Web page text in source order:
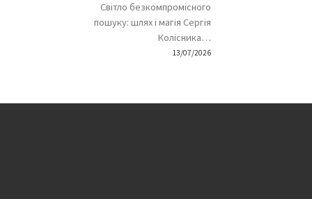
Світло безкомпромісного
пошуку: шлях і магія Сергія
Колісника…
13/07/2026